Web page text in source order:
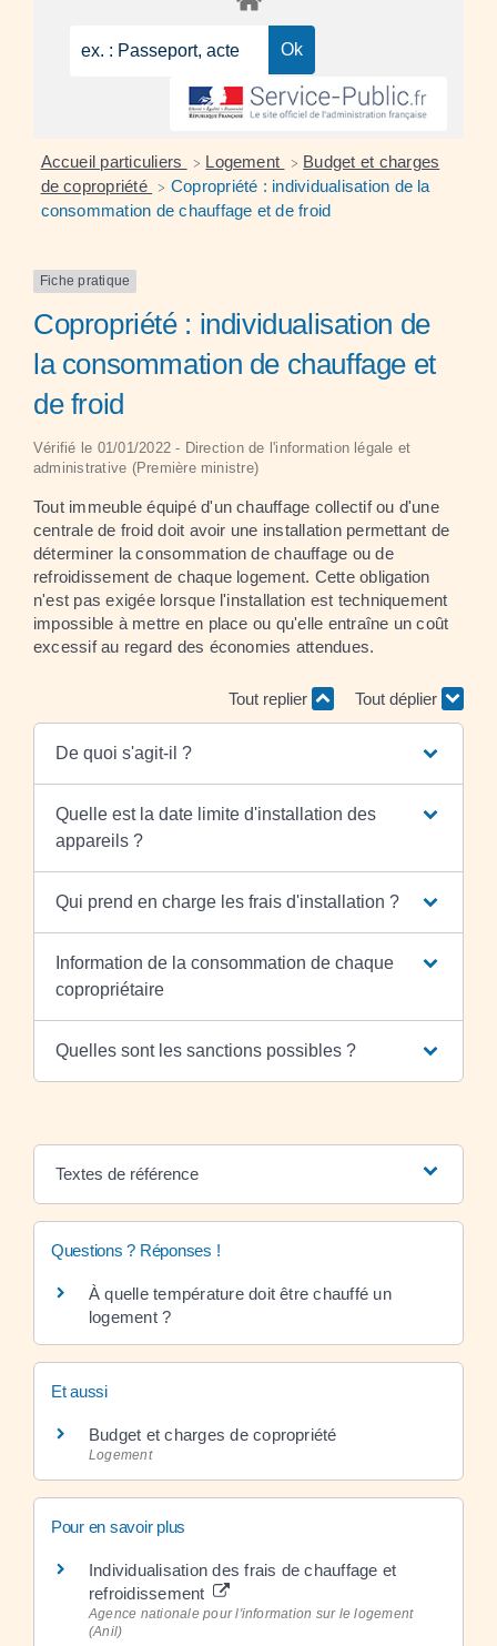
Accueil particuliers > Logement > Budget et charges
de copropriété > Copropriété : individualisation de la
consommation de chauffage et de froid
Fiche pratique
Copropriété : individualisation de
la consommation de chauffage et
de froid
Vérifié le 01/01/2022 - Direction de l'information légale et
administrative (Première ministre)
Tout immeuble équipé d'un chauffage collectif ou d'une
centrale de froid doit avoir une installation permettant de
déterminer la consommation de chauffage ou de
refroidissement de chaque logement. Cette obligation
n'est pas exigée lorsque l'installation est techniquement
impossible à mettre en place ou qu'elle entraîne un coût
excessif au regard des économies attendues.
Tout replier Tout déplier
De quoi s'agit-il ?
Quelle est la date limite d'installation des
appareils ?
Qui prend en charge les frais d'installation ?
Information de la consommation de chaque
copropriétaire
Quelles sont les sanctions possibles ?
Textes de référence
Questions ? Réponses !
À quelle température doit être chauffé un
logement ?
Et aussi
Budget et charges de copropriété
Logement
Pour en savoir plus
Individualisation des frais de chauffage et
refroidissement
Agence nationale pour l'information sur le logement
(Anil)